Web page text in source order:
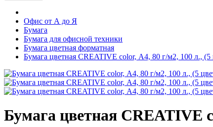
Офис от А до Я
Бумага
Бумага для офисной техники
Бумага цветная форматная
Бумага цветная CREATIVE color, А4, 80 г/м2, 100 л., (5
Бумага цветная CREATIVE